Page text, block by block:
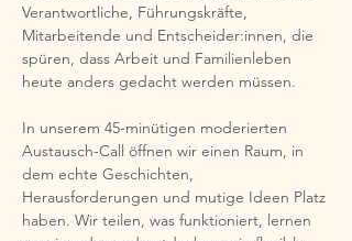
Verantwortliche, Führungskräfte,
Mitarbeitende und Entscheider:innen, die
spüren, dass Arbeit und Familienleben
heute anders gedacht werden müssen.
In unserem 45-minütigen moderierten
Austausch-Call öffnen wir einen Raum, in
dem echte Geschichten,
Herausforderungen und mutige Ideen Platz
haben. Wir teilen, was funktioniert, lernen